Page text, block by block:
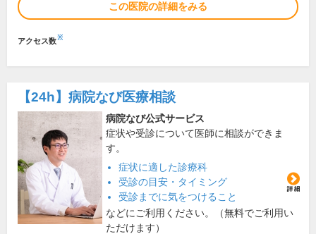
この医院の詳細をみる
アクセス数※
【24h】 病院なび医療相談
病院なび公式サービス
症状や受診について医師に相談ができま
す。
症状に適した診療科
受診の目安・タイミング
受診までに気をつけること
などにご利用ください。（無料でご利用い
ただけます）